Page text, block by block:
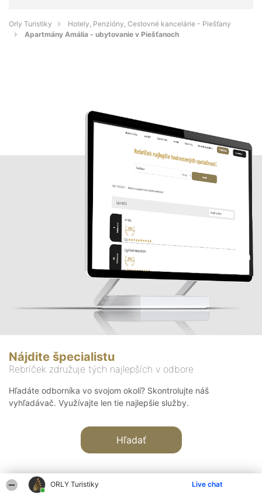
ORLY Turistiky Live chat
Orly Turistiky
Hotely, Penzióny, Cestovné kancelárie - Piešťany
Apartmány Amália - ubytovanie v Piešťanoch
Nájdite špecialistu
Rebríček združuje tých najlepších v odbore
Hľadáte odborníka vo svojom okolí? Skontrolujte náš
vyhľadávač. Využívajte len tie najlepšie služby.
Hľadať